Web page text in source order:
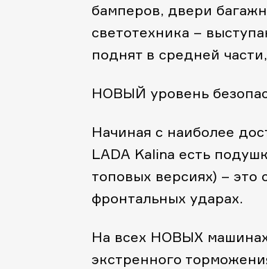
бамперов, двери
светотехника –
поднят в средней
НОВЫЙ уровень
Начиная с наиболее
LADA Kalina есть
топовых версиях) –
фронтальных ударах.
На всех НОВЫХ
экстренного